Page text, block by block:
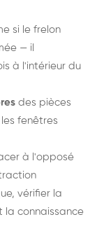
si le frelon
— il
à l'intérieur du
des pièces
fenêtres
à l'opposé
vérifier la
la connaissance